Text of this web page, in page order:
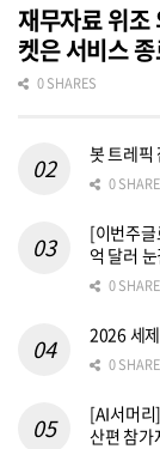
재무자료 위
켓은 서비스
0 SHARES
봇 트레픽
0
[이번주글
억 달러 눈
0
2026 세
0
[AI서머리
산편 참가